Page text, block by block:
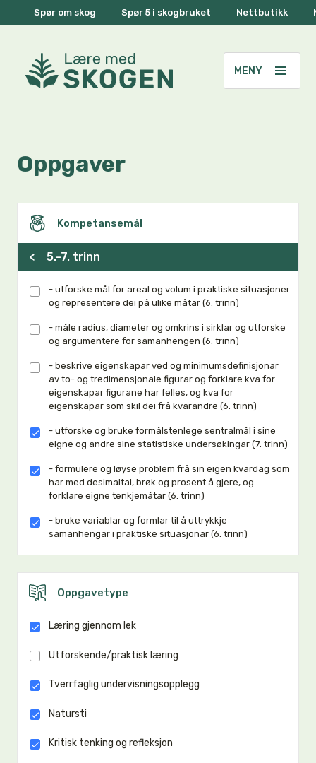
Spør om skog Spør 5 i skogbruket Nettbutikk
Oppgaver
Kompetansemål
< 5.-7. trinn
- utforske mål for areal og volum i praktiske situasjoner
og representere dei på ulike måtar (6. trinn)
- måle radius, diameter og omkrins i sirklar og utforske
og argumentere for samanhengen (6. trinn)
- beskrive eigenskapar ved og minimumsdefinisjonar
av to- og tredimensjonale figurar og forklare kva for
eigenskapar figurane har felles, og kva for
eigenskapar som skil dei frå kvarandre (6. trinn)
- utforske og bruke formålstenlege sentralmål i sine
eigne og andre sine statistiske undersøkingar (7. trinn)
- formulere og løyse problem frå sin eigen kvardag som
har med desimaltal, brøk og prosent å gjere, og
forklare eigne tenkjemåtar (6. trinn)
- bruke variablar og formlar til å uttrykkje
samanhengar i praktiske situasjonar (6. trinn)
Oppgavetype
Læring gjennom lek
Utforskende/praktisk læring
Tverrfaglig undervisningsopplegg
Natursti
Kritisk tenking og refleksjon